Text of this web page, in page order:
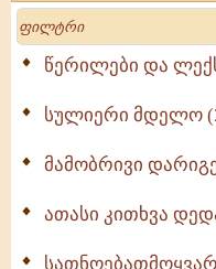
Search
წერილები და
სულიერი მდელო
მამობრივი
ათასი კითხვა